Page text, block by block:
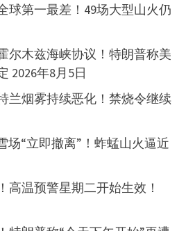
球第一最差！49场大型山火仍
尔木兹海峡协议！特朗普称美
2026年8月5日
兰烟雾持续恶化！禁烧令继续
场“立即撤离”！蚱蜢山火逼近
高温预警星期二开始生效！